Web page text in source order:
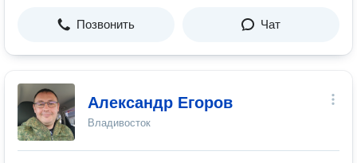
Позвонить Чат
Александр Егоров
Владивосток